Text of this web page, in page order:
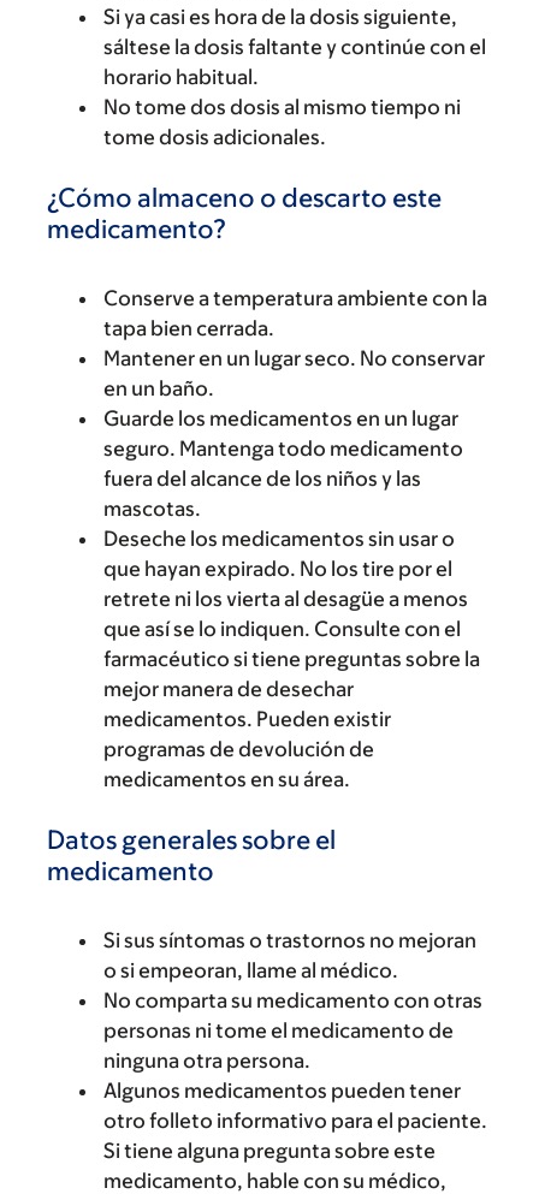
Si ya casi es hora de la dosis siguiente,
sáltese la dosis faltante y continúe con el
horario habitual.
No tome dos dosis al mismo tiempo ni
tome dosis adicionales.
¿Cómo almaceno o descarto este
medicamento?
Conserve a temperatura ambiente con la
tapa bien cerrada.
Mantener en un lugar seco. No conservar
en un baño.
Guarde los medicamentos en un lugar
seguro. Mantenga todo medicamento
fuera del alcance de los niños y las
mascotas.
Deseche los medicamentos sin usar o
que hayan expirado. No los tire por el
retrete ni los vierta al desagüe a menos
que así se lo indiquen. Consulte con el
farmacéutico si tiene preguntas sobre la
mejor manera de desechar
medicamentos. Pueden existir
programas de devolución de
medicamentos en su área.
Datos generales sobre el
medicamento
Si sus síntomas o trastornos no mejoran
o si empeoran, llame al médico.
No comparta su medicamento con otras
personas ni tome el medicamento de
ninguna otra persona.
Algunos medicamentos pueden tener
otro folleto informativo para el paciente.
Si tiene alguna pregunta sobre este
medicamento, hable con su médico,